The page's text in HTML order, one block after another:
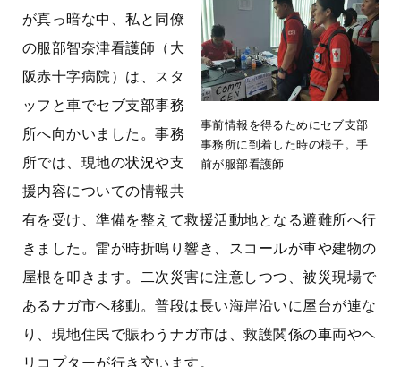
事前情報を得るためにセブ支部
事務所に到着した時の様子。手
前が服部看護師
が真っ暗な中、私と同僚
の服部智奈津看護師（大
阪赤十字病院）は、スタ
ッフと車でセブ支部事務
所へ向かいました。事務
所では、現地の状況や支
援内容についての情報共
有を受け、準備を整えて救援活動地となる避難所へ行
きました。雷が時折鳴り響き、スコールが車や建物の
屋根を叩きます。二次災害に注意しつつ、被災現場で
あるナガ市へ移動。普段は長い海岸沿いに屋台が連な
り、現地住民で賑わうナガ市は、救護関係の車両やヘ
リコプターが行き交います。